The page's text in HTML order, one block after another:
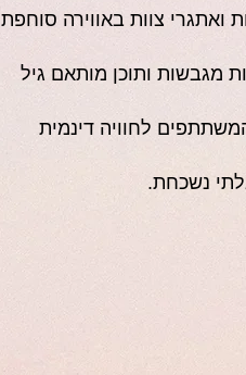
צוות באווירה סוחפת
מגבשות ותוכן מותאם גיל
לחוויה דינמית
נשכחת.